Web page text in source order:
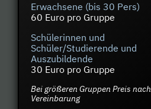
Erwachsene (bis 30 Pers)
60 Euro pro Gruppe
Schülerinnen und
Schüler/Studierende und
Auszubildende
30 Euro pro Gruppe
Bei größeren Gruppen Preis nach
Vereinbarung